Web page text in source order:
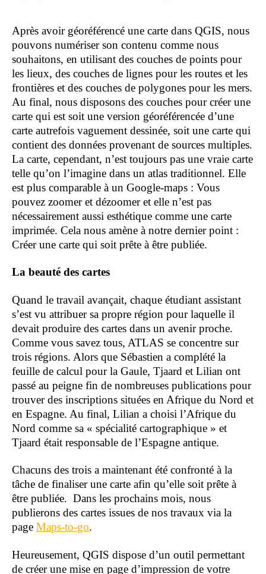
Après avoir géoréférencé une carte dans QGIS, nous
pouvons numériser son contenu comme nous
souhaitons, en utilisant des couches de points pour
les lieux, des couches de lignes pour les routes et les
frontières et des couches de polygones pour les mers.
Au final, nous disposons des couches pour créer une
carte qui est soit une version géoréférencée d’une
carte autrefois vaguement dessinée, soit une carte qui
contient des données provenant de sources multiples.
La carte, cependant, n’est toujours pas une vraie carte
telle qu’on l’imagine dans un atlas traditionnel. Elle
est plus comparable à un Google-maps : Vous
pouvez zoomer et dézoomer et elle n’est pas
nécessairement aussi esthétique comme une carte
imprimée. Cela nous amène à notre dernier point :
Créer une carte qui soit prête à être publiée.
La beauté des cartes
Quand le travail avançait, chaque étudiant assistant
s’est vu attribuer sa propre région pour laquelle il
devait produire des cartes dans un avenir proche.
Comme vous savez tous, ATLAS se concentre sur
trois régions. Alors que Sébastien a complété la
feuille de calcul pour la Gaule, Tjaard et Lilian ont
passé au peigne fin de nombreuses publications pour
trouver des inscriptions situées en Afrique du Nord et
en Espagne. Au final, Lilian a choisi l’Afrique du
Nord comme sa « spécialité cartographique » et
Tjaard était responsable de l’Espagne antique.
Chacuns des trois a maintenant été confronté à la
tâche de finaliser une carte afin qu’elle soit prête à
être publiée. Dans les prochains mois, nous
publierons des cartes issues de nos travaux via la
page Maps-to-go.
Heureusement, QGIS dispose d’un outil permettant
de créer une mise en page d’impression de votre